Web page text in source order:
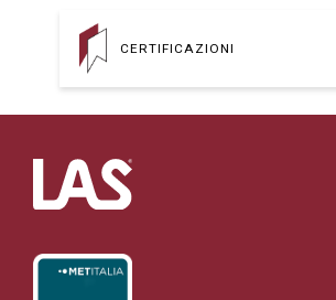
CERTIFICAZIONI